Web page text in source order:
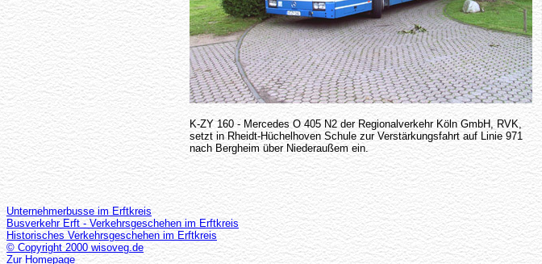
K-ZY 160 - Mercedes O 405 N2 der Regionalverkehr Köln GmbH, RVK,
setzt in Rheidt-Hüchelhoven Schule zur Verstärkungsfahrt auf Linie 971
nach Bergheim über Niederaußem ein.
Unternehmerbusse im Erftkreis
Busverkehr Erft - Verkehrsgeschehen im Erftkreis
Historisches Verkehrsgeschehen im Erftkreis
© Copyright 2000 wisoveg.de
Zur Homepage